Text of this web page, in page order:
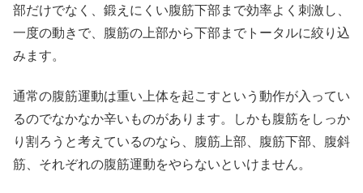
部だけでなく、鍛えにくい腹筋下部まで効率よく刺激し、
一度の動きで、腹筋の上部から下部までトータルに絞り込
みます。
通常の腹筋運動は重い上体を起こすという動作が入ってい
るのでなかなか辛いものがあります。しかも腹筋をしっか
り割ろうと考えているのなら、腹筋上部、腹筋下部、腹斜
筋、それぞれの腹筋運動をやらないといけません。